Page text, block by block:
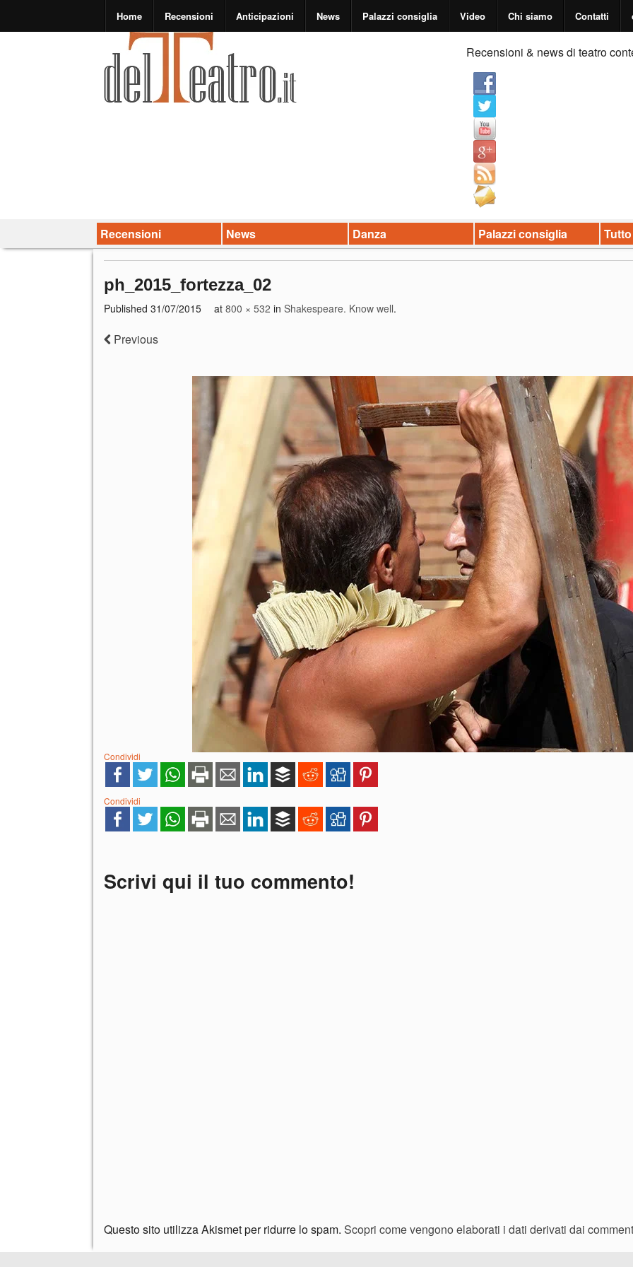
Home Recensioni Anticipazioni News Palazzi consiglia Video Chi siamo Contatti
Recensioni & news di teatro
Recensioni News Danza Palazzi consiglia
ph_2015_fortezza_02
Published 31/07/2015 at 800 × 532 in Shakespeare. Know well.
Previous
Condividi
Condividi
Scrivi qui il tuo commento!
Questo sito utilizza Akismet per ridurre lo spam. Scopri come vengono elaborati i dati derivati dai